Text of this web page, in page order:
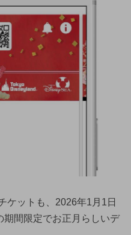
ケットも、2026年1月1日
期間限定でお正月らしいデ